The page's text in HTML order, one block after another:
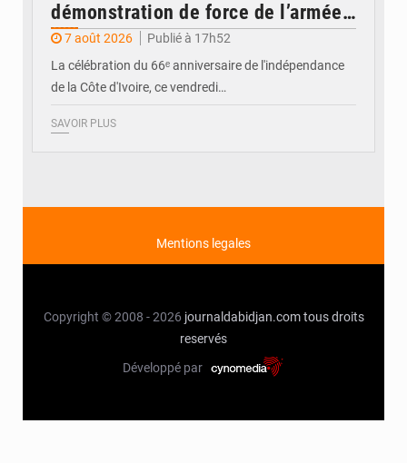
démonstration de force de l’armée
ivoirienne à Yopougon
7 août 2026
Publié à 17h52
La célébration du 66ᵉ anniversaire de l'indépendance
de la Côte d'Ivoire, ce vendredi…
SAVOIR PLUS
Mentions legales
Copyright © 2008 - 2026 journaldabidjan.com tous droits
reservés
Développé par